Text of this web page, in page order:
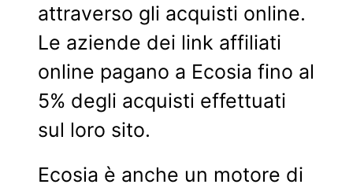
attraverso gli acquisti online.
Le aziende dei link affiliati
online pagano a Ecosia fino al
5% degli acquisti effettuati
sul loro sito.
Ecosia è anche un motore di